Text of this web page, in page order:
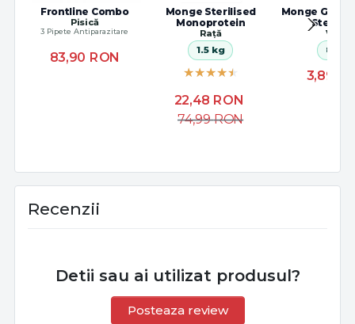
Frontline Combo
Pisică
3 Pipete Antiparazitare
83,90 RON
Monge Sterilised
Monoprotein
Rață
1.5 kg
22,48 RON
74,99RON
Monge Grill
Vițel
85 g
3,89
Recenzii
Detii sau ai utilizat produsul?
Posteaza review